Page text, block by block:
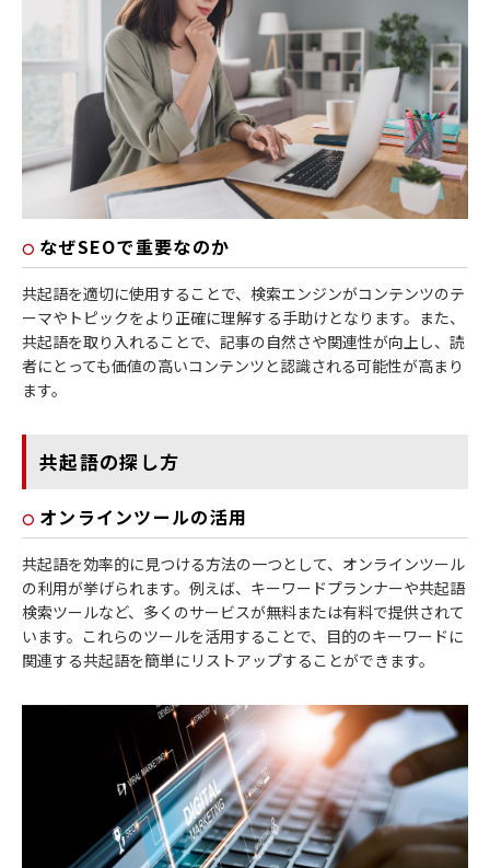
なぜSEOで重要なのか
共起語を適切に使用することで、検索エンジンがコンテンツのテ
ーマやトピックをより正確に理解する手助けとなります。また、
共起語を取り入れることで、記事の自然さや関連性が向上し、読
者にとっても価値の高いコンテンツと認識される可能性が高まり
ます。
共起語の探し方
オンラインツールの活用
共起語を効率的に見つける方法の一つとして、オンラインツール
の利用が挙げられます。例えば、キーワードプランナーや共起語
検索ツールなど、多くのサービスが無料または有料で提供されて
います。これらのツールを活用することで、目的のキーワードに
関連する共起語を簡単にリストアップすることができます。